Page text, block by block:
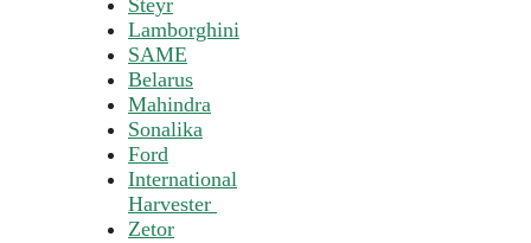
Steyr
Lamborghini
SAME
Belarus
Mahindra
Sonalika
Ford
International
Harvester
Zetor